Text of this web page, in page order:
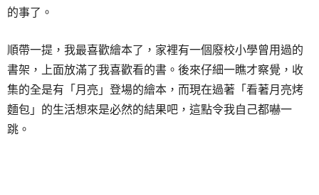
的事了。
順帶一提，我最喜歡繪本了，家裡有一個廢校小學曾用過的
書架，上面放滿了我喜歡看的書。後來仔細一瞧才察覺，收
集的全是有「月亮」登場的繪本，而現在過著「看著月亮烤
麵包」的生活想來是必然的結果吧，這點令我自己都嚇一
跳。